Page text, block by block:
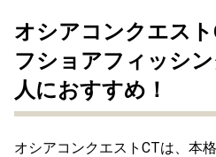
オシアコンクエス
フショアフィッシ
人におすすめ！
オシアコンクエストCTは、本